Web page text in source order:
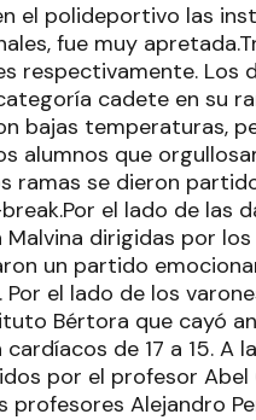
el polideportivo las
fue muy
respectivamente. Los
cadete en su
bajas temperaturas,
alumnos que
ramas se dieron
el lado de las
dirigidas por los
un partido
el lado de los
Bértora que cayó
de 17 a 15. A
por el profesor
Alejandro